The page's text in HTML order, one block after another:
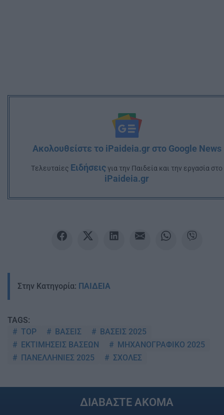
Ακολουθείστε το iPaideia.gr στο Google News
Tελευταίες Ειδήσειςγια την Παιδεία και την εργασία στο
iPaideia.gr
Στην Κατηγορία: ΠΑΙΔΕΙΑ
TAGS:
TOP
ΒΑΣΕΙΣ
ΒΑΣΕΙΣ 2025
ΕΚΤΙΜΗΣΕΙΣ ΒΑΣΕΩΝ
ΜΗΧΑΝΟΓΡΑΦΙΚΟ 2025
ΠΑΝΕΛΛΗΝΙΕΣ 2025
ΣΧΟΛΕΣ
ΔΙΑΒΑΣΤΕ ΑΚΟΜΑ